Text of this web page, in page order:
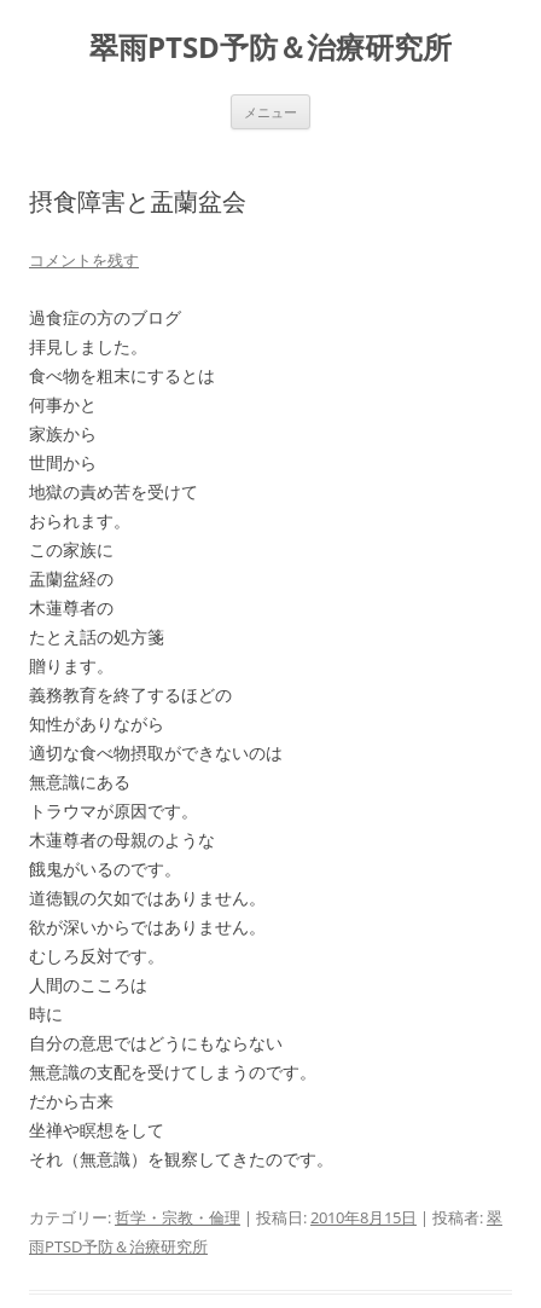
翠雨PTSD予防＆治療研究所
メニュー
摂食障害と盂蘭盆会
コメントを残す
過食症の方のブログ
拝見しました。
食べ物を粗末にするとは
何事かと
家族から
世間から
地獄の責め苦を受けて
おられます。
この家族に
盂蘭盆経の
木蓮尊者の
たとえ話の処方箋
贈ります。
義務教育を終了するほどの
知性がありながら
適切な食べ物摂取ができないのは
無意識にある
トラウマが原因です。
木蓮尊者の母親のような
餓鬼がいるのです。
道徳観の欠如ではありません。
欲が深いからではありません。
むしろ反対です。
人間のこころは
時に
自分の意思ではどうにもならない
無意識の支配を受けてしまうのです。
だから古来
坐禅や瞑想をして
それ（無意識）を観察してきたのです。
カテゴリー:哲学・宗教・倫理 | 投稿日:2010年8月15日 | 投稿者:翠
雨PTSD予防＆治療研究所